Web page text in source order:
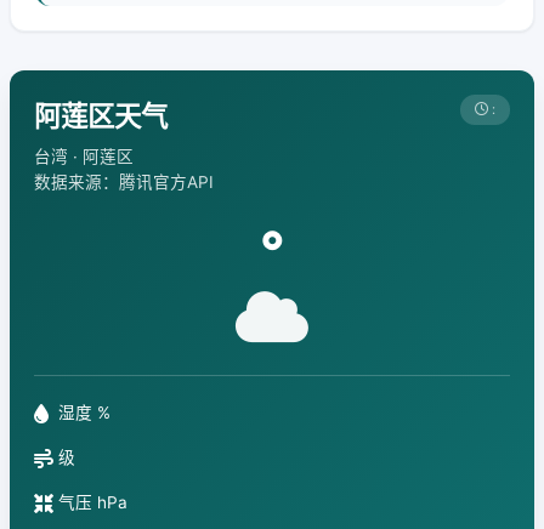
阿莲区天气
台湾 · 阿莲区
数据来源：腾讯官方API
:
°
湿度 %
级
气压 hPa